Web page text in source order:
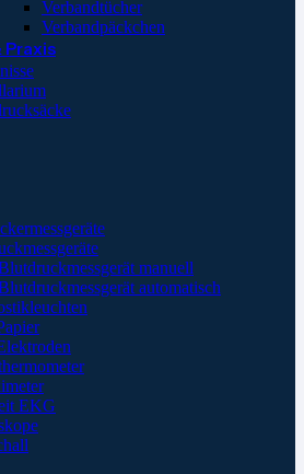
Verbandtücher
Verbandpäckchen
Praxis
manuell
automatisch
EKG